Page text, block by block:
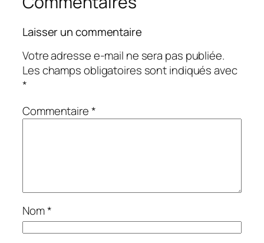
Laisser un commentaire
Votre adresse e-mail ne sera pas publiée.
Les champs obligatoires sont indiqués avec
*
Commentaire*
Nom*